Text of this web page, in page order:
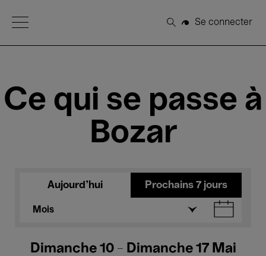
Open Menu
Rechercher
Se connecter
Ce qui se passe à
Bozar
Aujourd'hui Prochains 7 jours
Mois
Dimanche 10 - Dimanche 17 Mai